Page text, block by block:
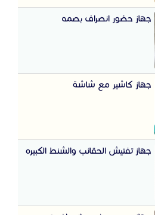
جهاز حضور انصراف بصمه
جهاز كاشير مع شاشة
جهاز تفتيش الحقائب والشنط الكبيره